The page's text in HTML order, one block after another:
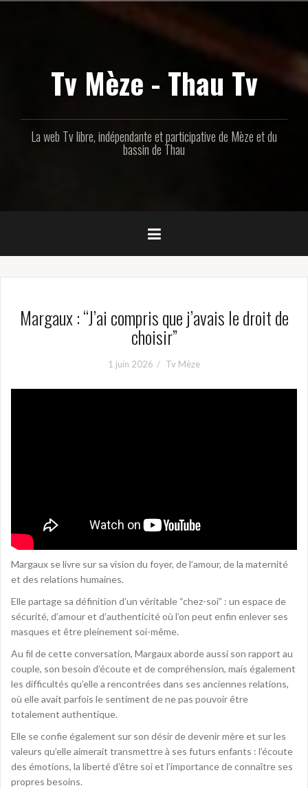
Tv Mèze - Thau Tv
La web Tv libre, indépendante et participative de Mèze et du
bassin de Thau
Margaux : “J’ai compris que j’avais le droit de
choisir”
1 juin 2026 Tv Mèze
Margaux se livre sur sa vision du foyer, de l’amour, de la maternité
et des relations humaines.
Elle partage sa définition d’un véritable “chez-soi” : un espace de
sécurité, d’amour et d’authenticité où l’on peut enfin enlever ses
masques et être pleinement soi-même.
Au fil de cette conversation, Margaux aborde aussi son rapport au
couple, son besoin d’écoute et de compréhension, mais également
les difficultés qu’elle a rencontrées dans ses anciennes relations,
où elle avait parfois le sentiment de ne pas pouvoir être
totalement authentique.
Elle se confie également sur son désir de devenir mère et sur les
valeurs qu’elle aimerait transmettre à ses futurs enfants : l’écoute
des émotions, la liberté d’être soi et l’importance de connaître ses
propres besoins.